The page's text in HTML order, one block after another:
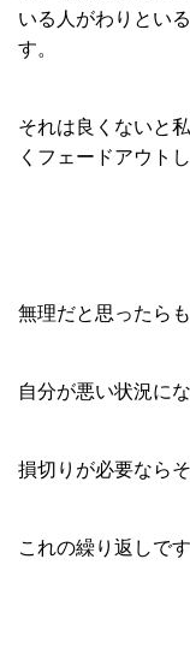
いる人がわりとい
す。
それは良くないと
くフェードアウト
無理だと思ったら
自分が悪い状況に
損切りが必要なら
これの繰り返しです